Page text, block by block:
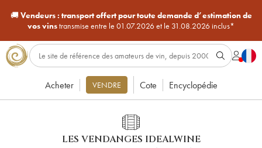
🚚Vendeurs : transport offert pour toute demande d’estimation de
vos vinstransmise entre le 01.07.2026 et le 31.08.2026 inclus*
Acheter VENDRE Cote Encyclopédie
LES VENDANGES IDEALWINE